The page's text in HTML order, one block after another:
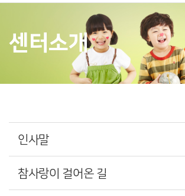
센터소개
인사말
참사랑이 걸어온 길